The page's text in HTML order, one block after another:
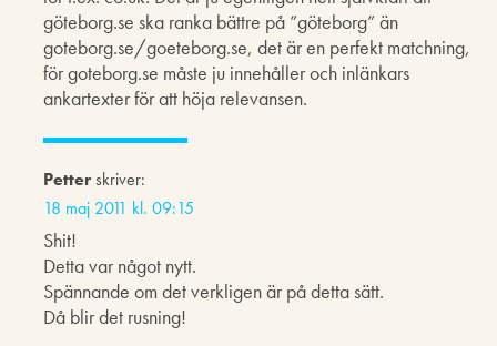
göteborg.se ska ranka bättre på ”göteborg” än
goteborg.se/goeteborg.se, det är en perfekt matchning,
för goteborg.se måste ju innehåller och inlänkars
ankartexter för att höja relevansen.
Petterskriver:
18 maj 2011 kl. 09:15
Shit!
Detta var något nytt.
Spännande om det verkligen är på detta sätt.
Då blir det rusning!